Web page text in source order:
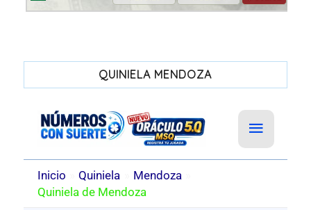
QUINIELA MENDOZA